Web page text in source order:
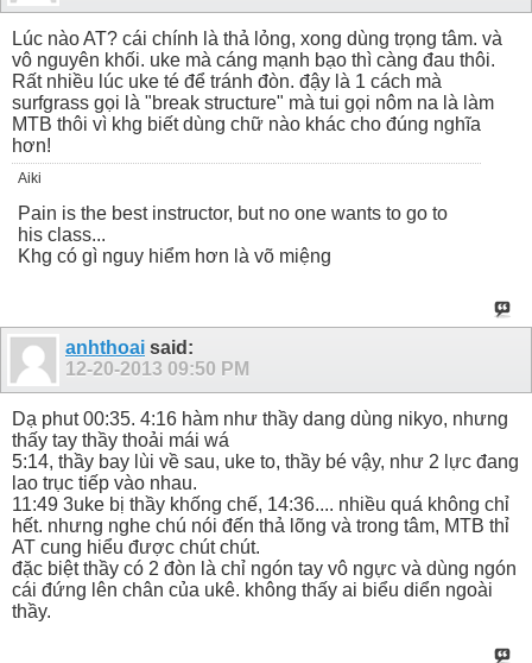
Lúc nào AT? cái chính là thả lỏng, xong dùng trọng tâm. và
vô nguyên khối. uke mà cáng mạnh bạo thì càng đau thôi.
Rất nhiều lúc uke té để tránh đòn. đậy là 1 cách mà
surfgrass gọi là "break structure" mà tui gọi nôm na là làm
MTB thôi vì khg biết dùng chữ nào khác cho đúng nghĩa
hơn!
Aiki
Pain is the best instructor, but no one wants to go to
his class...
Khg có gì nguy hiểm hơn là võ miệng
anhthoai said:
12-20-2013 09:50 PM
Dạ phut 00:35. 4:16 hàm như thầy dang dùng nikyo, nhưng
thấy tay thầy thoải mái wá
5:14, thầy bay lùi về sau, uke to, thầy bé vậy, như 2 lực đang
lao trục tiếp vào nhau.
11:49 3uke bị thầy khống chế, 14:36.... nhiều quá không chỉ
hết. nhưng nghe chú nói đến thả lõng và trong tâm, MTB thỉ
AT cung hiểu được chút chút.
đặc biệt thầy có 2 đòn là chỉ ngón tay vô ngực và dùng ngón
cái đứng lên chân của ukê. không thấy ai biểu diển ngoài
thầy.